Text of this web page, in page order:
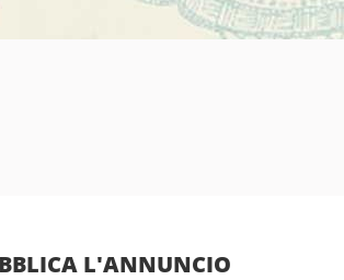
L'ANNUNCIO